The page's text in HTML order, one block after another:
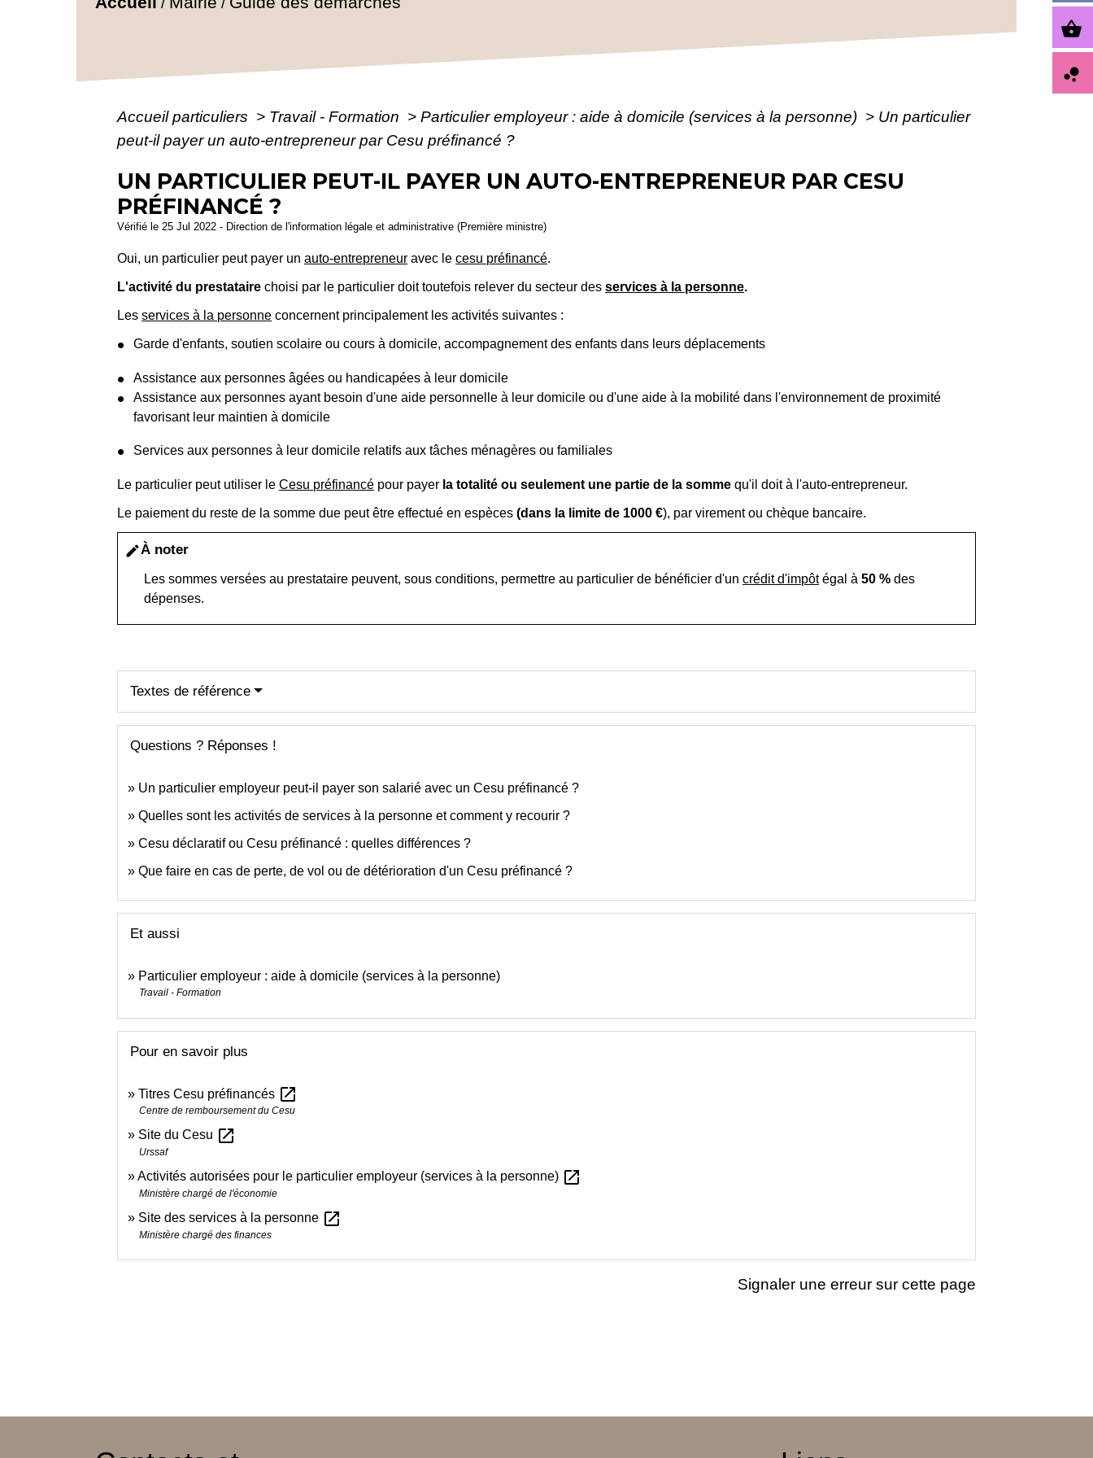
Accueil particuliers > Travail - Formation > Particulier employeur : aide à domicile (services à la personne) > Un particulier
peut-il payer un auto-entrepreneur par Cesu préfinancé ?
UN PARTICULIER PEUT-IL PAYER UN AUTO-ENTREPRENEUR PAR CESU
PRÉFINANCÉ ?
Vérifié le 25 Jul 2022 - Direction de l'information légale et administrative (Première ministre)
Oui, un particulier peut payer unauto-entrepreneur avec lecesu préfinancé.
L'activité du prestataire choisi par le particulier doit toutefois relever du secteur desservices à la personne.
Lesservices à la personne concernent principalement les activités suivantes :
Garde d'enfants, soutien scolaire ou cours à domicile, accompagnement des enfants dans leurs déplacements
Assistance aux personnes âgées ou handicapées à leur domicile
Assistance aux personnes ayant besoin d'une aide personnelle à leur domicile ou d'une aide à la mobilité dans l'environnement de proximité
favorisant leur maintien à domicile
Services aux personnes à leur domicile relatifs aux tâches ménagères ou familiales
Le particulier peut utiliser leCesu préfinancé pour payer la totalité ou seulement une partie de la somme qu'il doit à l'auto-entrepreneur.
Le paiement du reste de la somme due peut être effectué en espèces(dans la limite de 1000 €), par virement ou chèque bancaire.
editÀ noter
Les sommes versées au prestataire peuvent, sous conditions, permettre au particulier de bénéficier d'uncrédit d'impôtégal à50 % des
dépenses.
Textes de référence
Questions ? Réponses !
Un particulier employeur peut-il payer son salarié avec un Cesu préfinancé ?
Quelles sont les activités de services à la personne et comment y recourir ?
Cesu déclaratif ou Cesu préfinancé : quelles différences ?
Que faire en cas de perte, de vol ou de détérioration d'un Cesu préfinancé ?
Et aussi
Particulier employeur : aide à domicile (services à la personne)
Travail - Formation
Pour en savoir plus
Titres Cesu préfinancés open_in_new
Centre de remboursement du Cesu
Site du Cesu open_in_new
Urssaf
Activités autorisées pour le particulier employeur (services à la personne) open_in_new
Ministère chargé de l'économie
Site des services à la personne open_in_new
Ministère chargé des finances
Signaler une erreur sur cette page
shopping_basket
bubble_chart